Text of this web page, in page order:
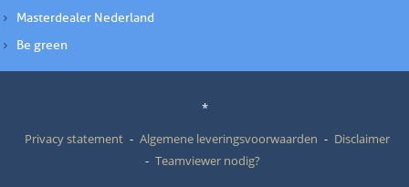
Masterdealer Nederland
Be green
*
Privacy statement
Algemene leveringsvoorwaarden
Disclaimer
Teamviewer nodig?